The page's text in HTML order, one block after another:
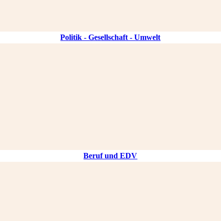
Politik - Gesellschaft - Umwelt
Beruf und EDV